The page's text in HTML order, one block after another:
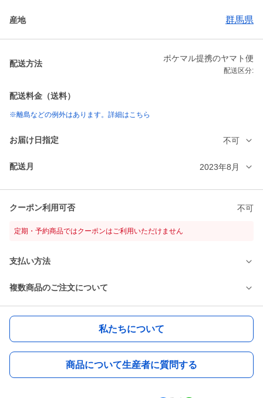
産地 群馬県
配送方法
ポケマル提携のヤマト便
配送区分:
配送料金（送料）
※離島などの例外はあります。詳細はこちら
お届け日指定 不可
配送月 2023年8月
クーポン利用可否 不可
定期・予約商品ではクーポンはご利用いただけません
支払い方法
複数商品のご注文について
私たちについて
商品について生産者に質問する